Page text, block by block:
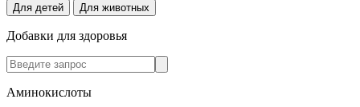
Для детей
Для животных
Добавки для здоровья
Аминокислоты